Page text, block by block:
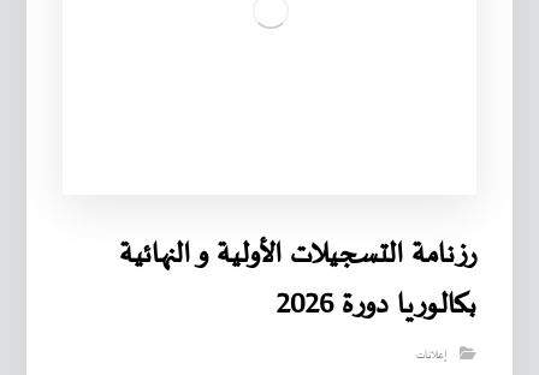
رزنامة التسجيلات الأولية و النهائية
بكالوريا دورة 2026
إعلانات